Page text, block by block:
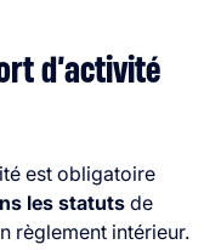
d’activité
est obligatoire
les statuts de
règlement intérieur.